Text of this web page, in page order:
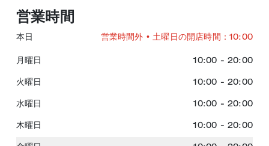
営業時間
本日 営業時間外 • 土曜日の開店時間：10:00
月曜日 10:00 - 20:00
火曜日 10:00 - 20:00
水曜日 10:00 - 20:00
木曜日 10:00 - 20:00